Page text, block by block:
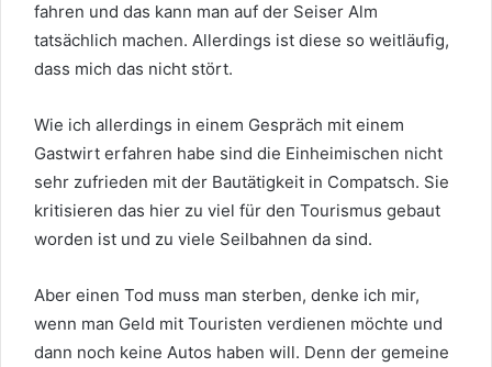
fahren und das kann man auf der Seiser Alm
tatsächlich machen. Allerdings ist diese so weitläufig,
dass mich das nicht stört.
Wie ich allerdings in einem Gespräch mit einem
Gastwirt erfahren habe sind die Einheimischen nicht
sehr zufrieden mit der Bautätigkeit in Compatsch. Sie
kritisieren das hier zu viel für den Tourismus gebaut
worden ist und zu viele Seilbahnen da sind.
Aber einen Tod muss man sterben, denke ich mir,
wenn man Geld mit Touristen verdienen möchte und
dann noch keine Autos haben will. Denn der gemeine